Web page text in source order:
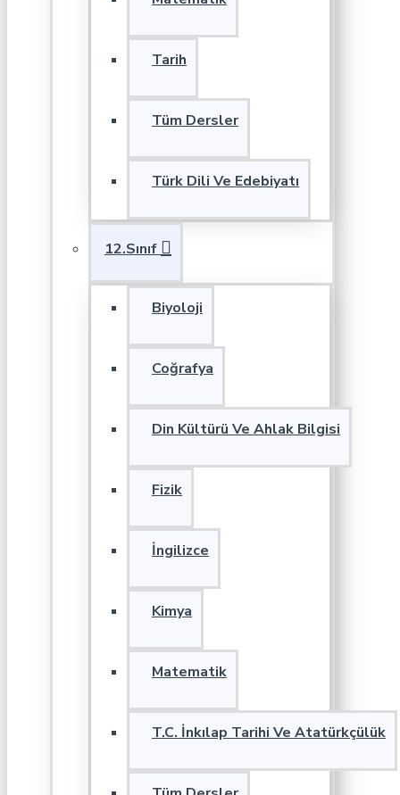
Tarih
Tüm Dersler
Türk Dili Ve Edebiyatı
12.Sınıf
Biyoloji
Coğrafya
Din Kültürü Ve Ahlak Bilgisi
Fizik
İngilizce
Kimya
Matematik
T.C. İnkılap Tarihi Ve Atatürkçülük